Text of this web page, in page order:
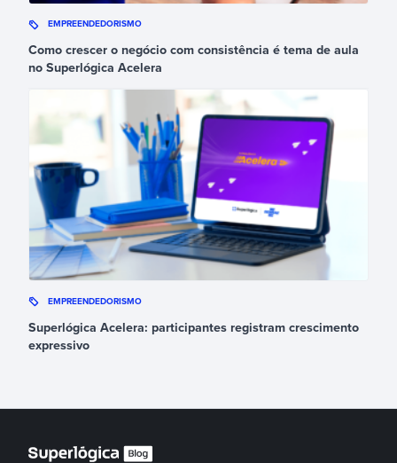
EMPREENDEDORISMO
Como crescer o negócio com consistência é tema de aula
no Superlógica Acelera
EMPREENDEDORISMO
Superlógica Acelera: participantes registram crescimento
expressivo